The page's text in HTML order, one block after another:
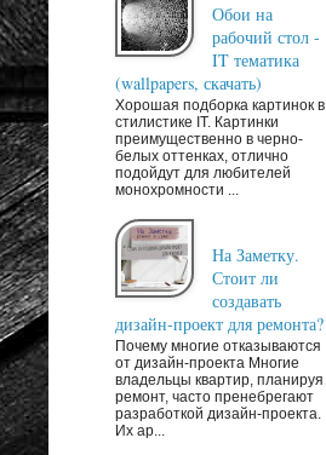
Обои на
рабочий стол -
IT тематика
(wallpapers, скачать)
Хорошая подборка картинок в
стилистике IT. Картинки
преимущественно в черно-
белых оттенках, отлично
подойдут для любителей
монохромности ...
На Заметку.
Стоит ли
создавать
дизайн-проект для ремонта?
Почему многие отказываются
от дизайн-проекта Многие
владельцы квартир, планируя
ремонт, часто пренебрегают
разработкой дизайн-проекта.
Их ар...